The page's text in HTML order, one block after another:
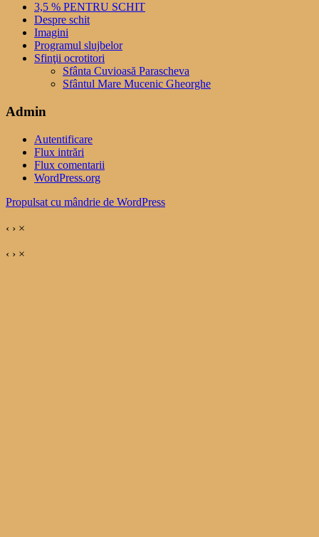
3,5 % PENTRU SCHIT
Despre schit
Imagini
Programul slujbelor
Sfinţii ocrotitori
Sfânta Cuvioasă Parascheva
Sfântul Mare Mucenic Gheorghe
Admin
Autentificare
Flux intrări
Flux comentarii
WordPress.org
Propulsat cu mândrie de WordPress
‹ › ×
‹ › ×